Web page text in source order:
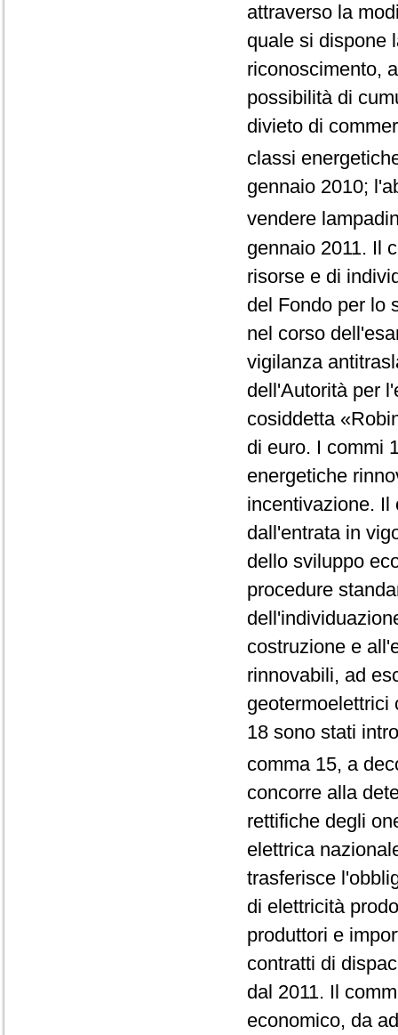
attraverso la
quale si dispone
riconoscimento,
possibilità di
divieto di
classi
gennaio 2010;
vendere
gennaio 2011. Il
risorse e di
del Fondo per lo
nel corso
vigilanza
dell'Autorità per
cosiddetta
di euro. I commi
energetiche
incentivazione. Il
dall'entrata in
dello sviluppo
procedure
costruzione e
rinnovabili, ad
geotermoelettrici
18 sono stati
comma 15, a
concorre alla
rettifiche degli
elettrica
trasferisce
di elettricità
produttori e
contratti di
dal 2011. Il
economico, da